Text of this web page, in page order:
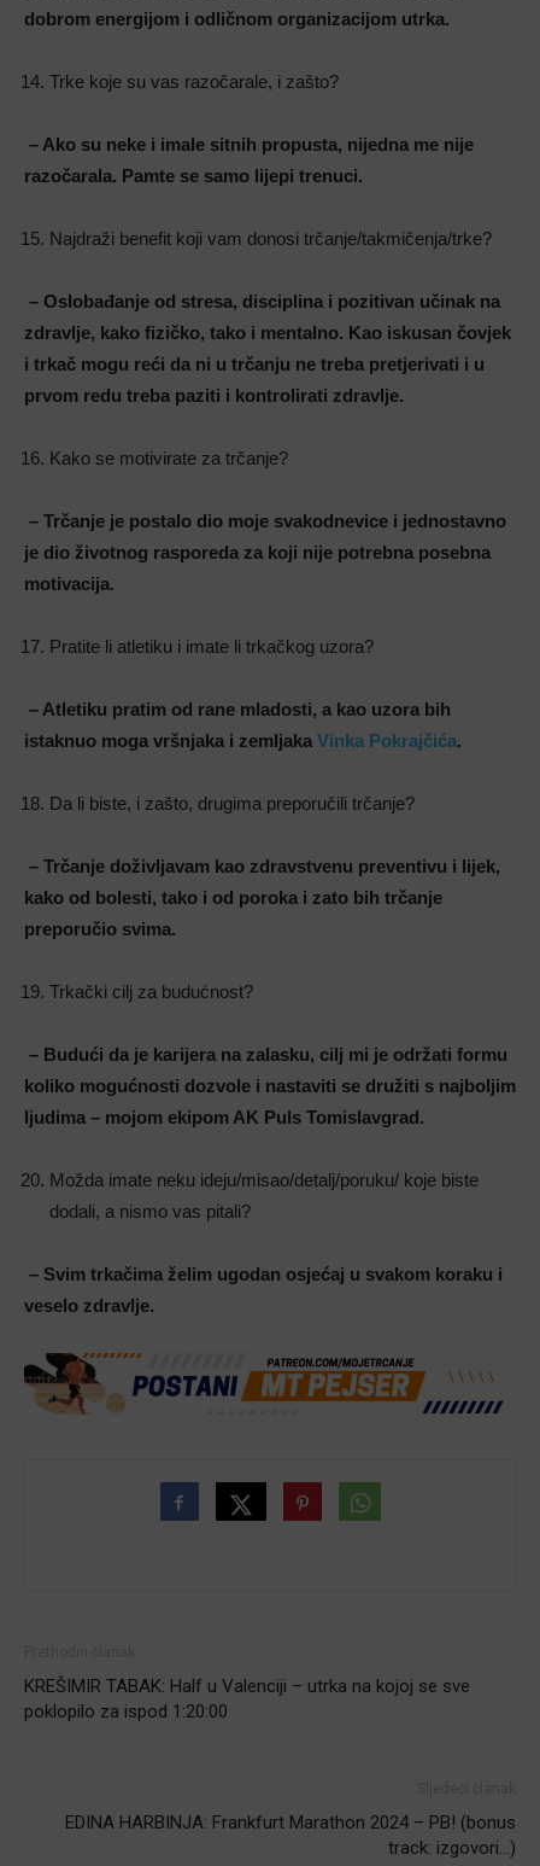
dobrom energijom i odličnom organizacijom utrka.
Trke koje su vas razočarale, i zašto?
– Ako su neke i imale sitnih propusta, nijedna me nije
razočarala. Pamte se samo lijepi trenuci.
Najdraži benefit koji vam donosi trčanje/takmičenja/trke?
– Oslobađanje od stresa, disciplina i pozitivan učinak na
zdravlje, kako fizičko, tako i mentalno. Kao iskusan čovjek
i trkač mogu reći da ni u trčanju ne treba pretjerivati i u
prvom redu treba paziti i kontrolirati zdravlje.
Kako se motivirate za trčanje?
– Trčanje je postalo dio moje svakodnevice i jednostavno
je dio životnog rasporeda za koji nije potrebna posebna
motivacija.
Pratite li atletiku i imate li trkačkog uzora?
– Atletiku pratim od rane mladosti, a kao uzora bih
istaknuo moga vršnjaka i zemljaka Vinka Pokrajčića.
Da li biste, i zašto, drugima preporučili trčanje?
– Trčanje doživljavam kao zdravstvenu preventivu i lijek,
kako od bolesti, tako i od poroka i zato bih trčanje
preporučio svima.
Trkački cilj za budućnost?
– Budući da je karijera na zalasku, cilj mi je održati formu
koliko mogućnosti dozvole i nastaviti se družiti s najboljim
ljudima – mojom ekipom AK Puls Tomislavgrad.
Možda imate neku ideju/misao/detalj/poruku/ koje biste
dodali, a nismo vas pitali?
– Svim trkačima želim ugodan osjećaj u svakom koraku i
veselo zdravlje.
KREŠIMIR TABAK: Half u Valenciji – utrka na kojoj se sve
poklopilo za ispod 1:20:00
EDINA HARBINJA: Frankfurt Marathon 2024 – PB! (bonus
track: izgovori…)